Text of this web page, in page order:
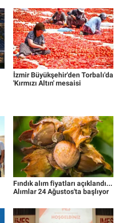
İzmir Büyükşehir'den Torbalı'da
'Kırmızı Altın' mesaisi
Fındık alım fiyatları açıklandı...
Alımlar 24 Ağustos'ta başlıyor